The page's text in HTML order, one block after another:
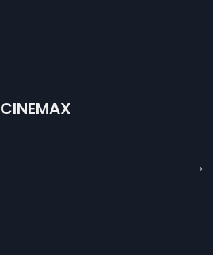
CINEMAX